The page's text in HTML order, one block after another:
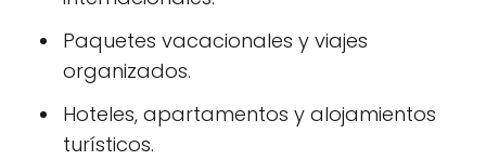
Paquetes vacacionales y viajes
organizados.
Hoteles, apartamentos y alojamientos
turísticos.